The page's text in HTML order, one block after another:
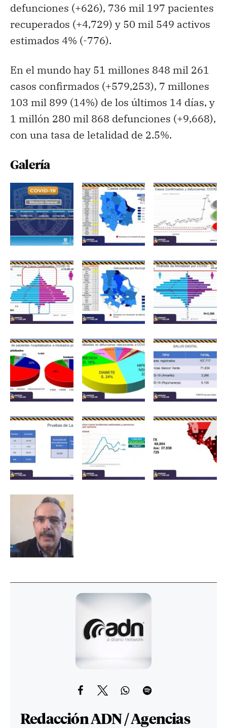
defunciones (+626), 736 mil 197 pacientes
recuperados (+4,729) y 50 mil 549 activos
estimados 4% (-776).
En el mundo hay 51 millones 848 mil 261
casos confirmados (+579,253), 7 millones
103 mil 899 (14%) de los últimos 14 días, y
1 millón 280 mil 868 defunciones (+9,668),
con una tasa de letalidad de 2.5%.
Galería
Redacción ADN / Agencias